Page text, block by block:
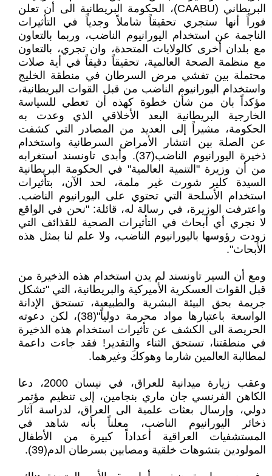
البريطاني (CAABU)، الحكومة البريطانية الى أن تعلن
فوراً أنها ستجري تحقيقاً شاملاً وجدياً في التأثيرات
الناجمة عن استخدام اليورانيوم الناضب، وربما بالتعاون
مع بلدان أخرى كالولايات المتحدة، وان تجري، بالتعاون
مع منظمة الصحة العالمية، تحقيقاً دقيقاً في أية صلات
محتملة بين تفشي مرض السرطان في منطقة الخليج
واستخدام اليورانيوم الناضب من قبل القوات البريطانية،
مؤكداً بان من شأن خطوة كهذه أن تعطي للسياسة
الخارجية البريطانية البعد الأخلاقي الذي وعدت به
الحكومة، مشيراً إلى العديد من المصادر التي كشفت
عن الصلة بين انتشار الأمراض السرطانية واستخدام
ذخيرة اليورانيوم الناضب(37). وأبدى تاونسند استغرابه
من أن وزيرة "التنمية العالمية" في الحكومة البريطانية
السيدة كلير شورت غير ملمة، لحد الآن، بتأثيرات
استخدام الأسلحة التي تحتوي على اليورانيوم الناضب.
واعترفت الوزيرة، في رسالة له، قائلة: "نحن في الواقع
لا نجري أي أبحاث في التأثيرات الصحية للقذائف التي
زودت رؤوسها باليورانيوم الناضب، ولا علم لنا بمثل هذه
الأبحاث".
ومع أن السير تاونسند لم يدن استخدام هذه الذخيرة من
قبل القوات العسكرية الأميركية والبريطانية، التي "تشكل
جريمة بحق البيئة البشرية والطبيعية، تستحق الإدانة
الواسعة باعتبارها مواد محرمة دولياً"(38)، لكن دعوته
الحريصة الى الكشف عن تأثيرات استخدام هذه الذخيرة
في منطقتنا، تستحق الثناء والتقدير! فقد جاءت داعمة
لمطالبة العالمين شارما وهوككَ وغيرهما.
وعقب زيارة ميدانية للعراق، في نيسان 2000، دعا
الكاهن الفرنسي جان ماري بنجامين، إلى تنظيم مؤتمر
دولي، وإرسال بعثات علمية الى العراق، لدراسة آثار
ذخائر اليورانيوم الناضب، معلناً بأنه شاهد في
المستشفيات العراقية أعداداً كبيرة من الأطفال
المولودين بتشوهات خلقية ومصابين بسرطان الدم(39).